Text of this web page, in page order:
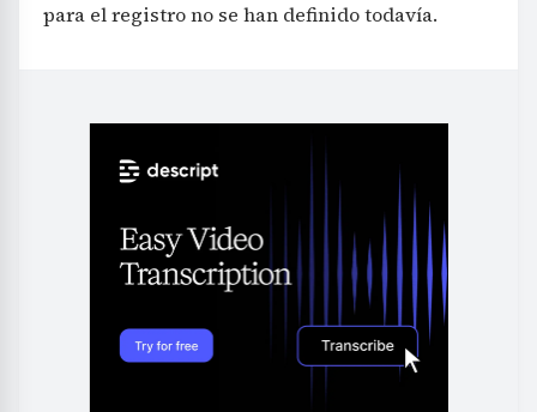
para el registro no se han definido todavía.